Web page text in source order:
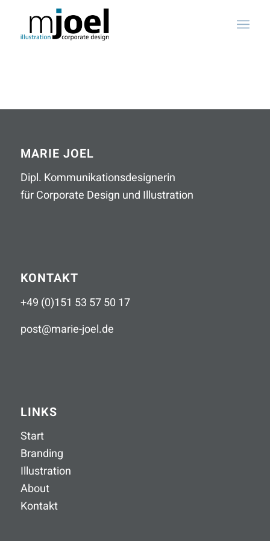
MARIE JOEL
Dipl. Kommunikationsdesignerin
für Corporate Design und Illustration
KONTAKT
+49 (0)151 53 57 50 17
post@marie-joel.de
LINKS
Start
Branding
Illustration
About
Kontakt